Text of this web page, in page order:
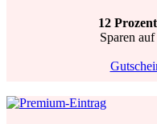
12
Sparen